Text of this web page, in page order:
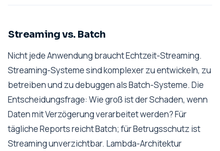
Streaming vs. Batch
Nicht jede Anwendung braucht Echtzeit-Streaming.
Streaming-Systeme sind komplexer zu entwickeln, zu
betreiben und zu debuggen als Batch-Systeme. Die
Entscheidungsfrage: Wie groß ist der Schaden, wenn
Daten mit Verzögerung verarbeitet werden? Für
tägliche Reports reicht Batch; für Betrugsschutz ist
Streaming unverzichtbar. Lambda-Architektur